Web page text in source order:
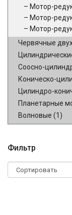
Мотор-
Мотор-
Мотор-
Червячные
Соосно-
Коническо-
Цилиндро-
Планетарные
Волновые (1)
Фильтр